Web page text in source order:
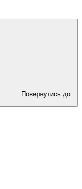
Повернутись до